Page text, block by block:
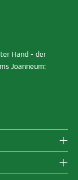
Hand - der
Joanneum: